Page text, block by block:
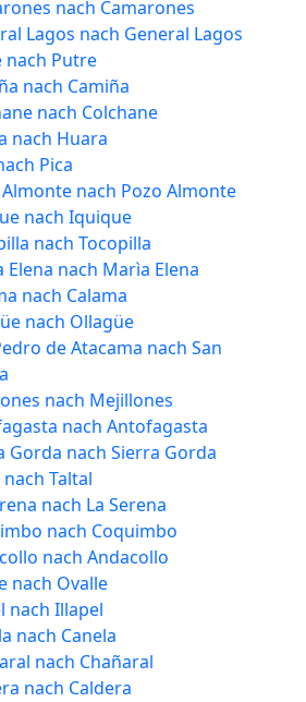
nach Camarones
Lagos nach General Lagos
nach Putre
nach Camiña
nach Colchane
nach Huara
Pica
nach Pozo Almonte
nach Iquique
nach Tocopilla
nach Marìa Elena
nach Calama
nach Ollagüe
de Atacama nach San
nach Mejillones
nach Antofagasta
Gorda nach Sierra Gorda
Taltal
nach La Serena
nach Coquimbo
nach Andacollo
nach Ovalle
nach Illapel
nach Canela
nach Chañaral
nach Caldera